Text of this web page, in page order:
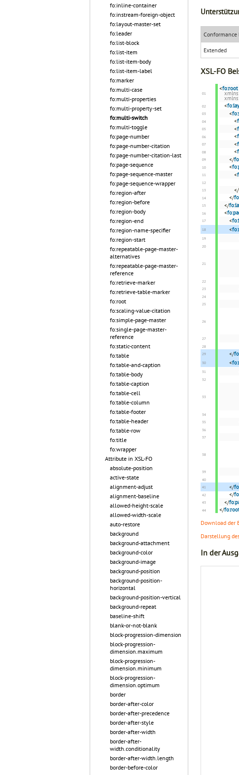
fo:inline-container
fo:instream-foreign-object
fo:layout-master-set
fo:leader
fo:list-block
fo:list-item
fo:list-item-body
fo:list-item-label
fo:marker
fo:multi-case
fo:multi-properties
fo:multi-property-set
fo:multi-switch
fo:multi-toggle
fo:page-number
fo:page-number-citation
fo:page-number-citation-last
fo:page-sequence
fo:page-sequence-master
fo:page-sequence-wrapper
fo:region-after
fo:region-before
fo:region-body
fo:region-end
fo:region-name-specifier
fo:region-start
fo:repeatable-page-master-
alternatives
fo:repeatable-page-master-
reference
fo:retrieve-marker
fo:retrieve-table-marker
fo:root
fo:scaling-value-citation
fo:simple-page-master
fo:single-page-master-
reference
fo:static-content
fo:table
fo:table-and-caption
fo:table-body
fo:table-caption
fo:table-cell
fo:table-column
fo:table-footer
fo:table-header
fo:table-row
fo:title
fo:wrapper
Attribute in XSL-FO
absolute-position
active-state
alignment-adjust
alignment-baseline
allowed-height-scale
allowed-width-scale
auto-restore
background
background-attachment
background-color
background-image
background-position
background-position-
horizontal
background-position-vertical
background-repeat
baseline-shift
blank-or-not-blank
block-progression-dimension
block-progression-
dimension.maximum
block-progression-
dimension.minimum
block-progression-
dimension.optimum
border
border-after-color
border-after-precedence
border-after-style
border-after-width
border-after-
width.conditionality
border-after-width.length
border-before-color
Conformance
Extended
XSL-FO
<fo:root
<
<
<
<
<
<
<
</
<
<
</
</
</
<
<
<
</
<
</
</
</
</
Download der
Darstellung
In der